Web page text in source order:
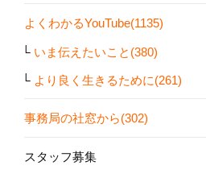
よくわかるYouTube(1135)
いま伝えたいこと(380)
より良く生きるために(261)
事務局の社窓から(302)
スタッフ募集